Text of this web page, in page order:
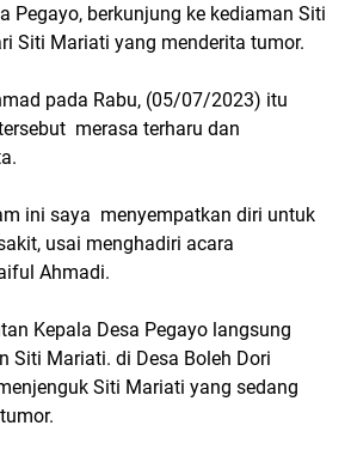
Pegayo, berkunjung ke kediaman Siti
Siti Mariati yang menderita tumor.
pada Rabu, (05/07/2023) itu
merasa terharu dan
ini saya menyempatkan diri untuk
usai menghadiri acara
Ahmadi.
Kepala Desa Pegayo langsung
Siti Mariati. di Desa Boleh Dori
Siti Mariati yang sedang